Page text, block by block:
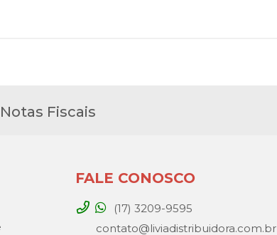
Notas Fiscais
FALE CONOSCO
(17) 3209-9595
contato@liviadistribuidora.com.br